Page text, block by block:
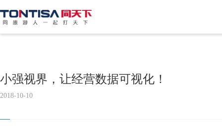
小强视界，让经营数据可视化！
2018-10-10